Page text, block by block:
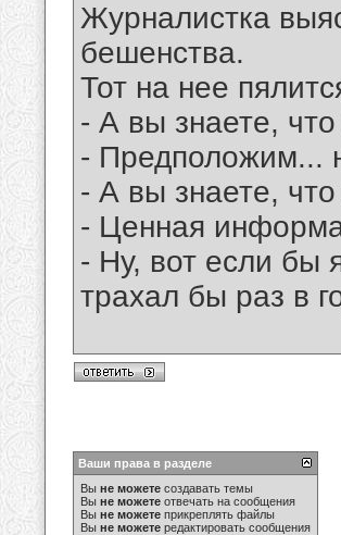
Журналистка
бешенства.
Тот на нее
- А вы знаете,
- Предположим...
- А вы знаете,
- Ценная
- Ну, вот если бы
трахал бы раз в
Ваши права в разделе
Вы не можете создавать темы
Вы не можете отвечать на сообщения
Вы не можете прикреплять файлы
Вы не можете редактировать сообщения